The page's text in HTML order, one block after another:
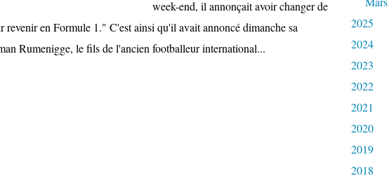
week-end, il annonçait avoir changer de
revenir en Formule 1." C'est ainsi qu'il avait annoncé dimanche sa
Rumenigge, le fils de l'ancien footballeur international...
2025
2024
2023
2022
2021
2020
2019
2018